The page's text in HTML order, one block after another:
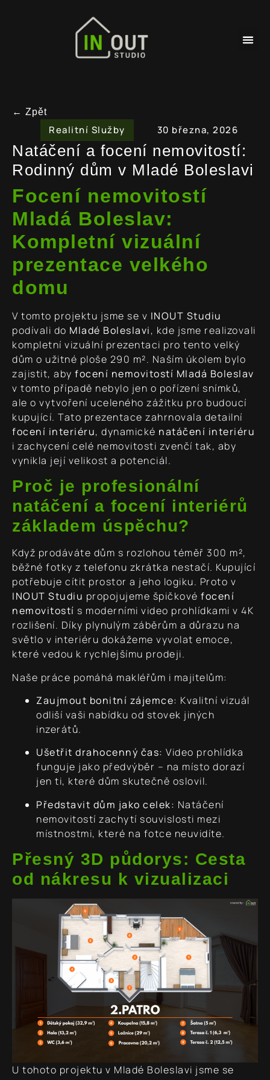
← Zpět
Realitní Služby 30 března, 2026
Natáčení a focení nemovitostí:
Rodinný dům v Mladé Boleslavi
Focení nemovitostí
Mladá Boleslav:
Kompletní vizuální
prezentace velkého
domu
V tomto projektu jsme se v INOUT Studiu
podívali do Mladé Boleslavi, kde jsme realizovali
kompletní vizuální prezentaci pro tento velký
dům o užitné ploše 290 m². Naším úkolem bylo
zajistit, aby focení nemovitostí Mladá Boleslav
v tomto případě nebylo jen o pořízení snímků,
ale o vytvoření uceleného zážitku pro budoucí
kupující. Tato prezentace zahrnovala detailní
focení interiéru, dynamické natáčení interiéru
i zachycení celé nemovitosti zvenčí tak, aby
vynikla její velikost a potenciál.
Proč je profesionální
natáčení a focení interiérů
základem úspěchu?
Když prodáváte dům s rozlohou téměř 300 m²,
běžné fotky z telefonu zkrátka nestačí. Kupující
potřebuje cítit prostor a jeho logiku. Proto v
INOUT Studiu propojujeme špičkové focení
nemovitostí s moderními video prohlídkami v 4K
rozlišení. Díky plynulým záběrům a důrazu na
světlo v interiéru dokážeme vyvolat emoce,
které vedou k rychlejšímu prodeji.
Naše práce pomáhá makléřům i majitelům:
Zaujmout bonitní zájemce: Kvalitní vizuál
odliší vaši nabídku od stovek jiných
inzerátů.
Ušetřit drahocenný čas: Video prohlídka
funguje jako předvýběr – na místo dorazí
jen ti, které dům skutečně oslovil.
Představit dům jako celek: Natáčení
nemovitostí zachytí souvislosti mezi
místnostmi, které na fotce neuvidíte.
Přesný 3D půdorys: Cesta
od nákresu k vizualizaci
U tohoto projektu v Mladé Boleslavi jsme se